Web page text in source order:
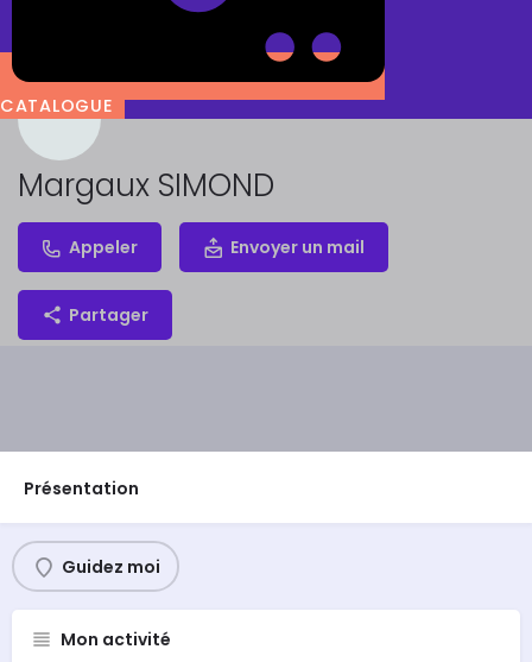
CATALOGUE
Margaux SIMOND
Appeler Envoyer un mail
Partager
Présentation
Guidez moi
Mon activité